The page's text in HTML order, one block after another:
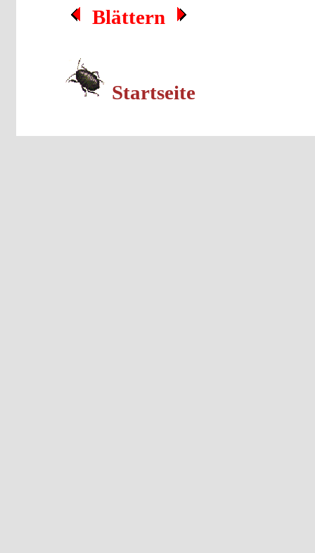
Blättern
Startseite